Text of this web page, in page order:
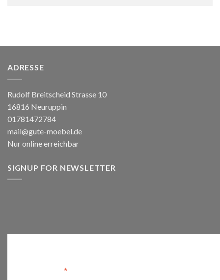
ADRESSE
Rudolf Breitscheid Strasse 10
16816 Neuruppin
01781472784
mail@gute-moebel.de
Nur online erreichbar
SIGNUP FOR NEWSLETTER
*